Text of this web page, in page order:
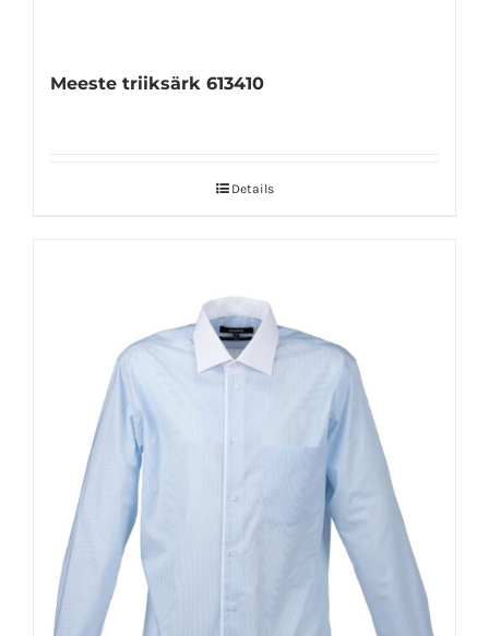
Meeste triiksärk 613410
Details